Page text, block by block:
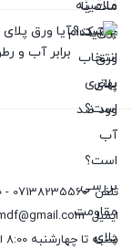
آیا ورق
برابر آب و
تلفن07138235560 - 09173372500
ایمیل
شنبه تا چهارشنبه 8:00 الی 18:00 پنجشنبه 8:00 الی 13:00